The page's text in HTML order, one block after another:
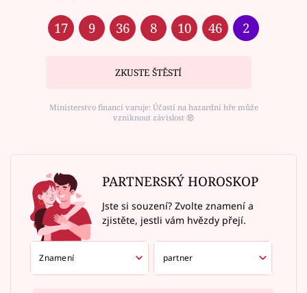
17 9 36 8 10 46 2
ZKUSTE ŠTĚSTÍ
Ministerstvo financí varuje: Účastí na hazardní hře může
vzniknout závislost ⑱
PARTNERSKÝ HOROSKOP
Jste si souzení? Zvolte znamení a
zjistěte, jestli vám hvězdy přejí.